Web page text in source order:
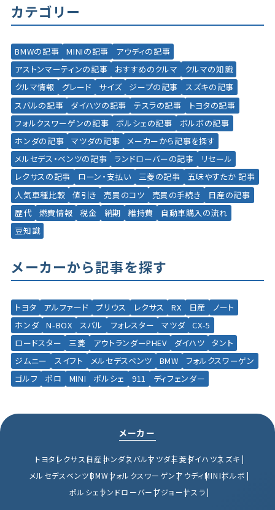
カテゴリー
BMWの記事 MINIの記事
アウディの記事
アストンマーティンの記事
おすすめのクルマ
クルマの知識
クルマ情報
グレード サイズ ジープの記事
スズキの記事
スバルの記事
ダイハツの記事 テスラの記事
トヨタの記事
フォルクスワーゲンの記事
ポルシェの記事
ボルボの記事
ホンダの記事
マツダの記事
メーカーから記事を探す
メルセデス・ベンツの記事
ランドローバーの記事
リセール
レクサスの記事
ローン・支払い 三菱の記事
五味やすたか 記事
人気車種比較
値引き 売買のコツ 売買の手続き
日産の記事
歴代
燃費情報 税金 納期 維持費
自動車購入の流れ
豆知識
メーカーから記事を探す
トヨタ アルファード プリウス レクサス RX 日産
ノート
ホンダ
N-BOX スバル フォレスター マツダ
CX-5
ロードスター
三菱 アウトランダーPHEV ダイハツ
タント
ジムニー
スイフト メルセデスベンツ BMW
フォルクスワーゲン
ゴルフ
ポロ MINI ポルシェ 911 ディフェンダー
メーカー
トヨタ レクサス 日産ホンダスバルマツダ三菱ダイハツスズキ
メルセデスベンツBMWフォルクスワーゲンアウディMINIボルボ
ポルシェランドローバープジョーテスラ